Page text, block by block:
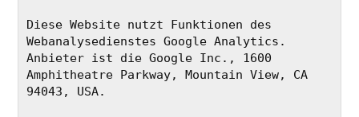
Diese Website nutzt Funktionen des
Webanalysedienstes Google Analytics.
Anbieter ist die Google Inc., 1600
Amphitheatre Parkway, Mountain View, CA
94043, USA.